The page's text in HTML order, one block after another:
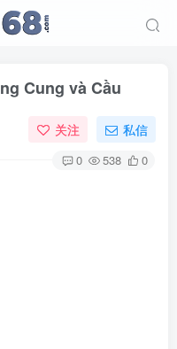
Cung và Cầu
关注 私信
0 538 0